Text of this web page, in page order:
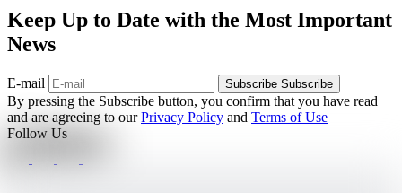
Keep Up to Date with the Most Important
News
E-mail Subscribe Subscribe
By pressing the Subscribe button, you confirm that you have read
and are agreeing to ourPrivacy Policy and Terms of Use
Follow Us